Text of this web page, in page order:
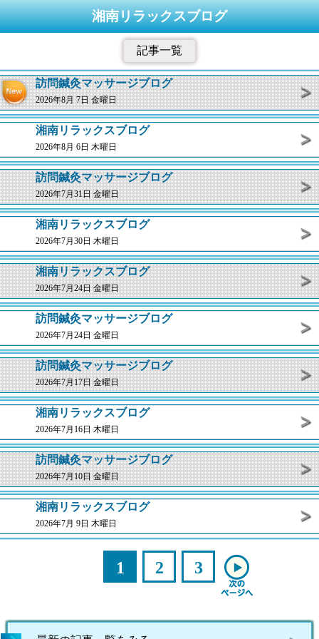
湘南リラックスブログ
記事一覧
訪問鍼灸マッサージブログ
2026年8月 7日 金曜日
湘南リラックスブログ
2026年8月 6日 木曜日
訪問鍼灸マッサージブログ
2026年7月31日 金曜日
湘南リラックスブログ
2026年7月30日 木曜日
湘南リラックスブログ
2026年7月24日 金曜日
訪問鍼灸マッサージブログ
2026年7月24日 金曜日
訪問鍼灸マッサージブログ
2026年7月17日 金曜日
湘南リラックスブログ
2026年7月16日 木曜日
訪問鍼灸マッサージブログ
2026年7月10日 金曜日
湘南リラックスブログ
2026年7月 9日 木曜日
1 2 3